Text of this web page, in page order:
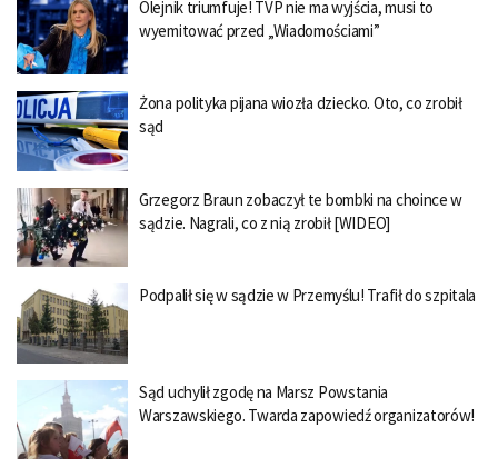
Olejnik triumfuje! TVP nie ma wyjścia, musi to
wyemitować przed „Wiadomościami”
Żona polityka pijana wiozła dziecko. Oto, co zrobił
sąd
Grzegorz Braun zobaczył te bombki na choince w
sądzie. Nagrali, co z nią zrobił [WIDEO]
Podpalił się w sądzie w Przemyślu! Trafił do szpitala
Sąd uchylił zgodę na Marsz Powstania
Warszawskiego. Twarda zapowiedź organizatorów!